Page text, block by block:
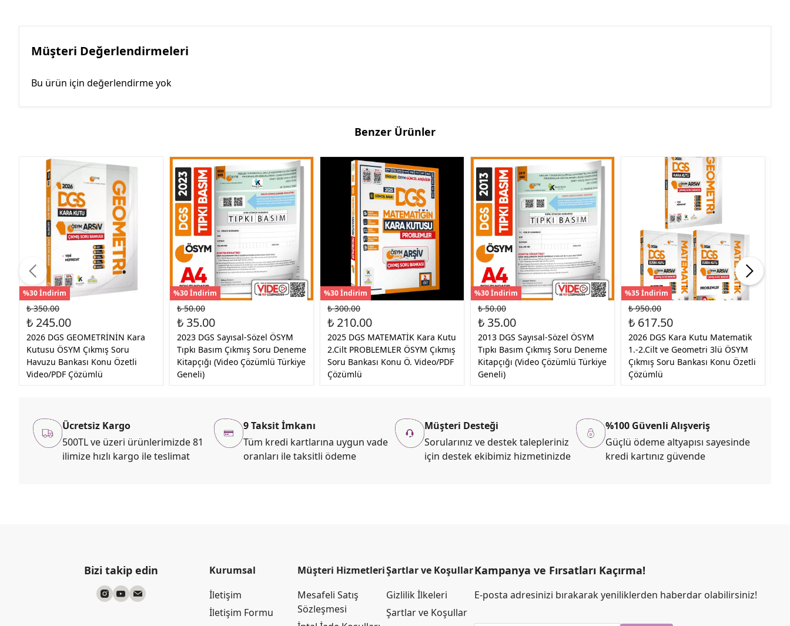
Müşteri Değerlendirmeleri
Bu ürün için değerlendirme yok
Benzer Ürünler
%30 İndirim
₺ 350.00
₺ 245.00
2026 DGS GEOMETRİNİN Kara
Kutusu ÖSYM Çıkmış Soru
Havuzu Bankası Konu Özetli
Video/PDF Çözümlü
%30 İndirim
₺ 50.00
₺ 35.00
2023 DGS Sayısal-Sözel ÖSYM
Tıpkı Basım Çıkmış Soru Deneme
Kitapçığı (Video Çözümlü Türkiye
Geneli)
%30 İndirim
₺ 300.00
₺ 210.00
2025 DGS MATEMATİK Kara Kutu
2.Cilt PROBLEMLER ÖSYM Çıkmış
Soru Bankası Konu Ö. Video/PDF
Çözümlü
%30 İndirim
₺ 50.00
₺ 35.00
2013 DGS Sayısal-Sözel ÖSYM
Tıpkı Basım Çıkmış Soru Deneme
Kitapçığı (Video Çözümlü Türkiye
Geneli)
%35 İndirim
₺ 950.00
₺ 617.50
2026 DGS Kara Kutu Matematik
1.-2.Cilt ve Geometri 3lü ÖSYM
Çıkmış Soru Bankası Konu Özetli
Çözümlü
Ücretsiz Kargo
500TL ve üzeri ürünlerimizde 81
ilimize hızlı kargo ile teslimat
9 Taksit İmkanı
Tüm kredi kartlarına uygun vade
oranları ile taksitli ödeme
Müşteri Desteği
Sorularınız ve destek talepleriniz
için destek ekibimiz hizmetinizde
%100 Güvenli Alışveriş
Güçlü ödeme altyapısı sayesinde
kredi kartınız güvende
Bizi takip edin
Kurumsal
İletişim
İletişim Formu
Müşteri Hizmetleri
Mesafeli Satış
Sözleşmesi
Şartlar ve Koşullar
Gizlilik İlkeleri
Şartlar ve Koşullar
Kampanya ve Fırsatları Kaçırma!
E-posta adresinizi bırakarak yeniliklerden haberdar olabilirsiniz!